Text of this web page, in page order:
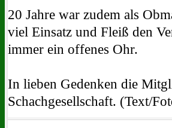
20 Jahre war zudem als
viel Einsatz und Fleiß den
immer ein offenes Ohr.
In lieben Gedenken die
Schachgesellschaft. (Text/